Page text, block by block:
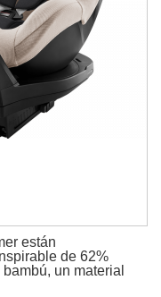
están
de 62%
un material